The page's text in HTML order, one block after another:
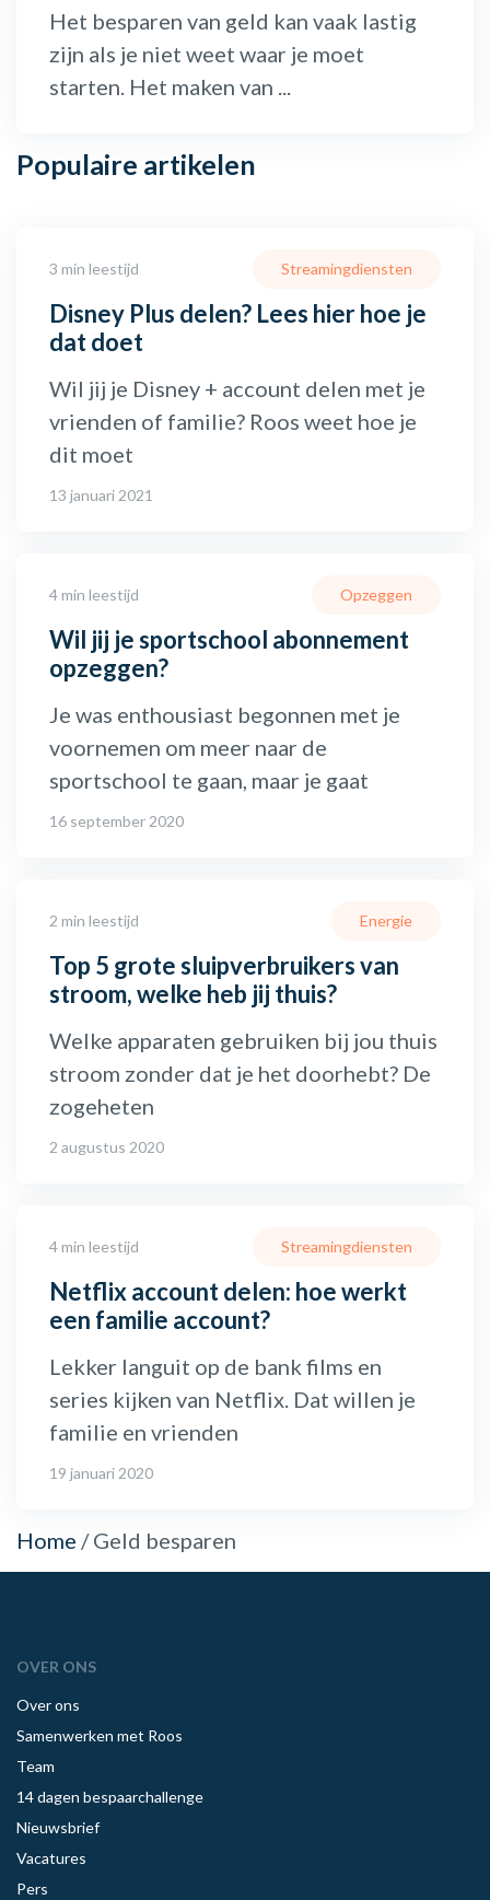
Het besparen van geld kan vaak lastig
zijn als je niet weet waar je moet
starten. Het maken van ...
Populaire artikelen
3 min leestijd
Disney Plus delen? Lees hier hoe je
dat doet
Streamingdiensten
Wil jij je Disney + account delen met je
vrienden of familie? Roos weet hoe je
dit moet
13 januari 2021
4 min leestijd
Wil jij je sportschool abonnement
opzeggen?
Opzeggen
Je was enthousiast begonnen met je
voornemen om meer naar de
sportschool te gaan, maar je gaat
16 september 2020
2 min leestijd
Top 5 grote sluipverbruikers van
stroom, welke heb jij thuis?
Energie
Welke apparaten gebruiken bij jou thuis
stroom zonder dat je het doorhebt? De
zogeheten
2 augustus 2020
4 min leestijd
Netflix account delen: hoe werkt
een familie account?
Streamingdiensten
Lekker languit op de bank films en
series kijken van Netflix. Dat willen je
familie en vrienden
19 januari 2020
Home /Geld besparen
OVER ONS
Over ons
Samenwerken met Roos
Team
14 dagen bespaarchallenge
Nieuwsbrief
Vacatures
Pers